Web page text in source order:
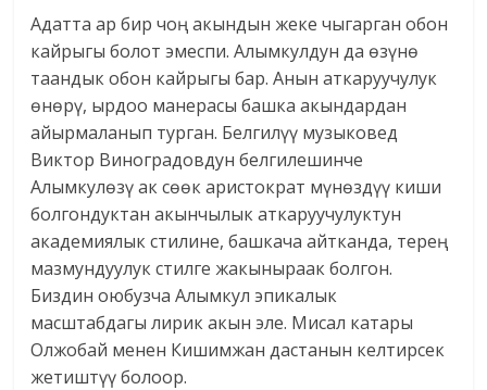
Адатта ар бир чоң акындын жеке чыгарган обон
кайрыгы болот эмеспи. Алымкулдун да өзүнө
таандык обон кайрыгы бар. Анын аткаруучулук
өнөрү, ырдоо манерасы башка акындардан
айырмаланып турган. Белгилүү музыковед
Виктор Виноградовдун белгилешинче
Алымкулөзү ак сөөк аристократ мүнөздүү киши
болгондуктан акынчылык аткаруучулуктун
академиялык стилине, башкача айтканда, терең
мазмундуулук стилге жакыныраак болгон.
Биздин оюбузча Алымкул эпикалык
масштабдагы лирик акын эле. Мисал катары
Олжобай менен Кишимжан дастанын келтирсек
жетиштүү болоор.